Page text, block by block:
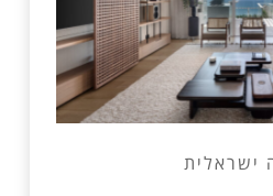
ישראלית